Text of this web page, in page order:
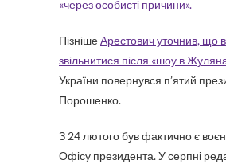
«через особисті причини».
ПізнішеАрестович уточнив, що
звільнитися після «шоу в
України повернувся п’ятий
Порошенко.
З 24 лютого був фактично є
Офісу президента. У серпні